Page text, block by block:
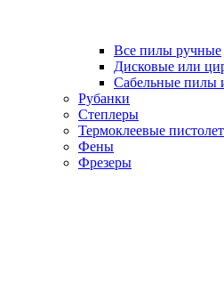
Все пилы ручные
Дисковые или
Сабельные пилы
Рубанки
Степлеры
Термоклеевые
Фены
Фрезеры